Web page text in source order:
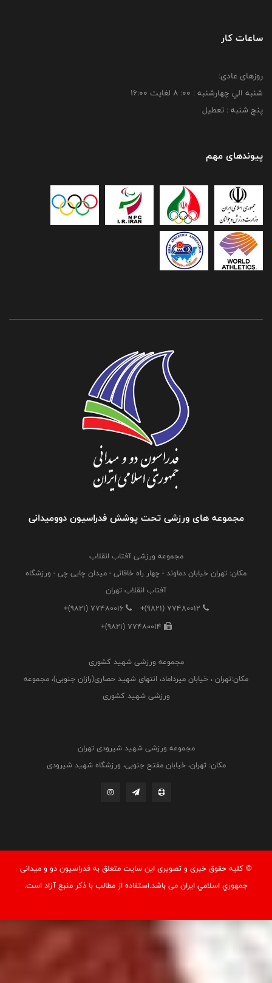
ساعات کار
روزهای عادی:
شنبه الي چهارشنبه : 00: 8 لغايت 16:00
پنج شنبه : تعطیل
پیوندهای مهم
مجموعه های ورزشی تحت پوشش فدراسیون دوومیدانی
مجموعه ورزشی آفتاب انقلاب
مکان: تهران خیابان دماوند - چهار راه خاقانی - میدان چایی چی - ورزشگاه
آفتاب انقلاب تهران
+(9821) 77480012
+(9821) 77480016
+(9821) 77480014
مجموعه ورزشی شهید کشوری
مکان:تهران ، خیابان میرداماد، انتهای شهید حصاری(رازان جنوبی)، مجموعه
ورزشی شهید کشوری
مجموعه ورزشی شهید شیرودی تهران
مکان: تهران، خیابان مفتح جنوبی، ورزشگاه شهید شیرودی
© کليه حقوق خبری و تصويری اين سايت متعلق به فدراسيون دو و میدانی
جمهوري اسلامي ايران می باشد.استفاده از مطالب با ذكر منبع آزاد است.